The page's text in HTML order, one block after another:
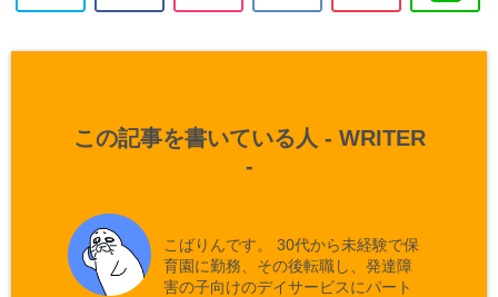
この記事を書いている人 - WRITER
-
こばりんです。 30代から未経験で保
育園に勤務、その後転職し、発達障
害の子向けのデイサービスにパート